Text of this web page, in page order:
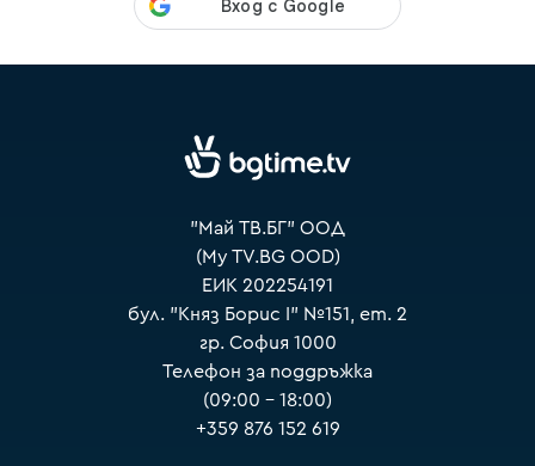
"Май ТВ.БГ" ООД
(My TV.BG OOD)
ЕИК 202254191
бул. "Княз Борис I" №151, ет. 2
гр. София 1000
Телефон за поддръжка
(09:00 – 18:00)
+359 876 152 619